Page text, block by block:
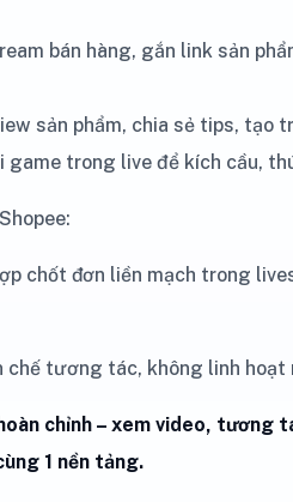
bán hàng, gắn link sản
sản phẩm, chia sẻ tips, tạo
trong live để kích cầu,
chốt đơn liền mạch trong
chế tương tác, không linh hoạt
chỉnh – xem video, tương
1 nền tảng.